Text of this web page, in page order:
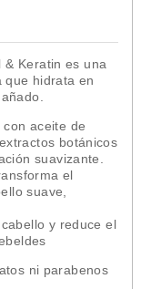
& Keratin es una
que hidrata en
aceite de
botánicos
suavizante.
el
suave,
y reduce el
ni parabenos